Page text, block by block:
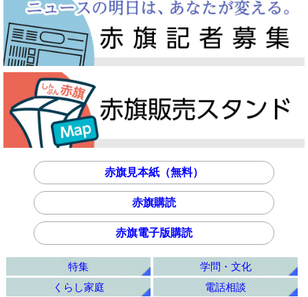
赤旗見本紙（無料）
赤旗購読
赤旗電子版購読
特集
学問・文化
くらし家庭
電話相談